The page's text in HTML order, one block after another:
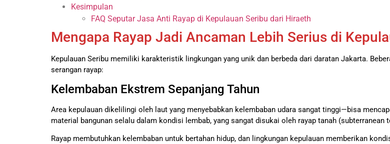
Kesimpulan
FAQ Seputar Jasa Anti Rayap di Kepulauan Seribu dari Hiraeth
Mengapa Rayap Jadi Ancaman Lebih Serius di
Kepulauan Seribu memiliki karakteristik lingkungan yang unik dan berbeda dari daratan Jakarta.
serangan rayap:
Kelembaban Ekstrem Sepanjang Tahun
Area kepulauan dikelilingi oleh laut yang menyebabkan kelembaban udara sangat tinggi—bisa
material bangunan selalu dalam kondisi lembab, yang sangat disukai oleh rayap tanah (subterranean
Rayap membutuhkan kelembaban untuk bertahan hidup, dan lingkungan kepulauan memberikan